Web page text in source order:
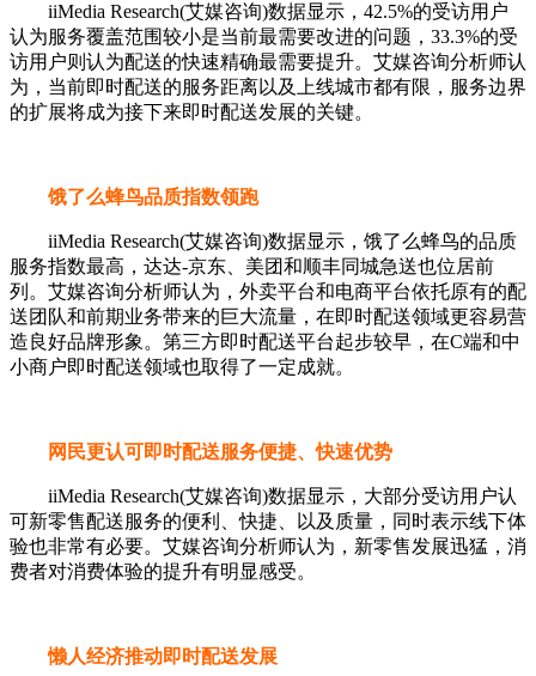
iiMedia Research(艾媒咨询)数据显示，42.5%的受访用户
认为服务覆盖范围较小是当前最需要改进的问题，33.3%的受
访用户则认为配送的快速精确最需要提升。艾媒咨询分析师认
为，当前即时配送的服务距离以及上线城市都有限，服务边界
的扩展将成为接下来即时配送发展的关键。
饿了么蜂鸟品质指数领跑
iiMedia Research(艾媒咨询)数据显示，饿了么蜂鸟的品质
服务指数最高，达达-京东、美团和顺丰同城急送也位居前
列。艾媒咨询分析师认为，外卖平台和电商平台依托原有的配
送团队和前期业务带来的巨大流量，在即时配送领域更容易营
造良好品牌形象。第三方即时配送平台起步较早，在C端和中
小商户即时配送领域也取得了一定成就。
网民更认可即时配送服务便捷、快速优势
iiMedia Research(艾媒咨询)数据显示，大部分受访用户认
可新零售配送服务的便利、快捷、以及质量，同时表示线下体
验也非常有必要。艾媒咨询分析师认为，新零售发展迅猛，消
费者对消费体验的提升有明显感受。
懒人经济推动即时配送发展